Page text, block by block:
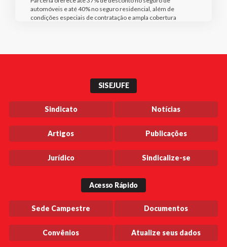
automóveis e até 40% no seguro residencial, além de
condições especiais de contratação e ampla cobertura
SISEJUFE
Sindicato Notícias
Artigos Publicações
Jurídico Sindicalize-se
Acesso Rápido
Sede Campestre Documentos
Convênios Atualize seus dados